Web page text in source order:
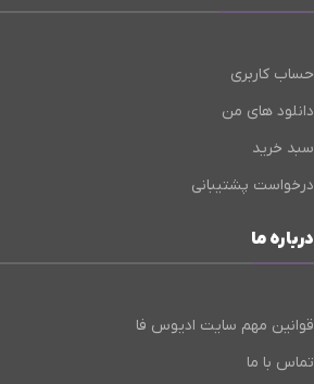
حساب کاربری
دانلود های من
سبد خرید
درخواست پشتیبانی
درباره ما
قوانین مهم سایت ادیوس فا
تماس با ما